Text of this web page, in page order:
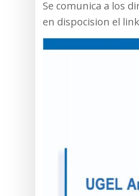
Se comunica a los
en dispocision el